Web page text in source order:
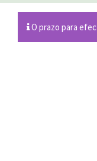
O prazo para